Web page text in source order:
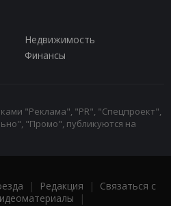
Недвижимость
Финансы
"Реклама", "PR", "Спецпроект",
"Промо", публикуются на
| Редакция | Связаться с
|